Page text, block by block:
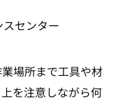
センター
場所まで工具や材
を注意しながら何